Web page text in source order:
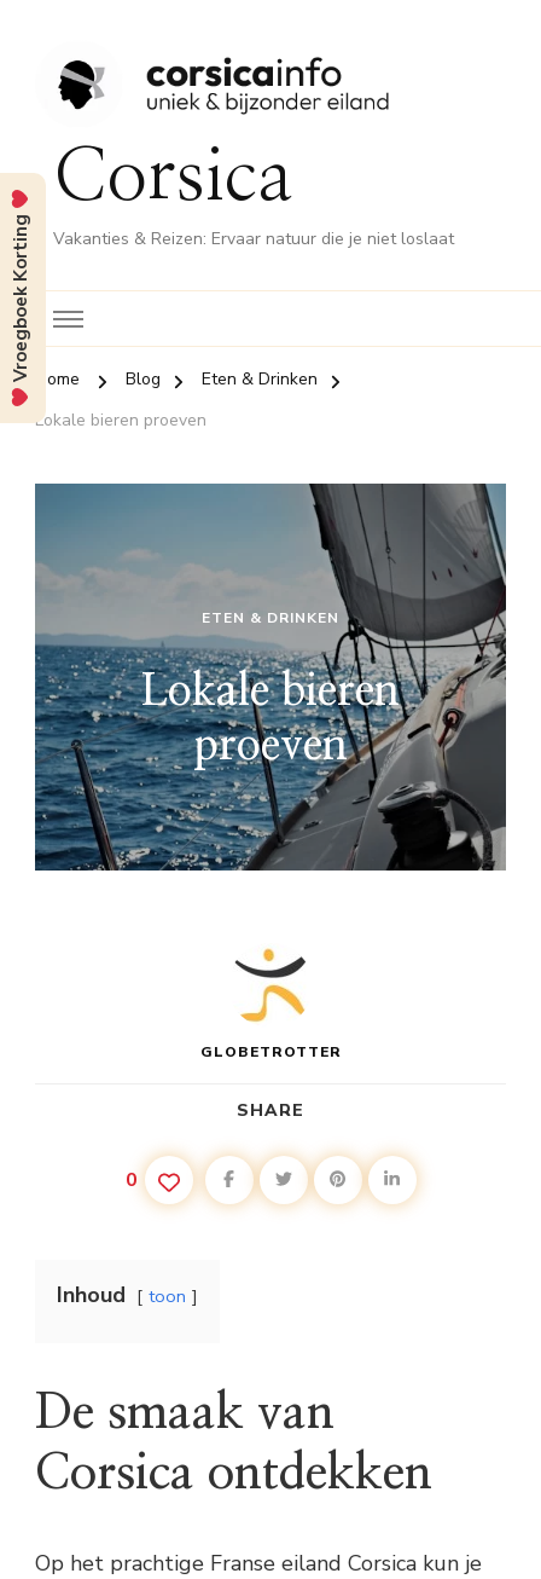
Corsica
Vakanties & Reizen: Ervaar natuur die je niet loslaat
Home Blog
Eten & Drinken
Lokale bieren proeven
ETEN & DRINKEN
Lokale bieren
proeven
GLOBETROTTER
SHARE
0
Inhoud toon
De smaak van
Corsica ontdekken
Op het prachtige Franse eiland Corsica kun je
Vroegboek Korting